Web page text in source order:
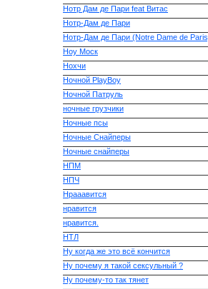
Нотр Дам де Пари feat Витас
Нотр-Дам де Пари
Нотр-Дам де Пари (Notre Dame de
Ноу Моск
Нохчи
Ночной PlayBoy
Ночной Патруль
ночные грузчики
Ночные псы
Ночные Снайперы
Ночные снайперы
НПМ
НПЧ
Нрааавится
нравится
нравится.
НТЛ
Ну когда же это всё кончится
Ну почему я такой сексульный ?
Ну почему-то так тянет